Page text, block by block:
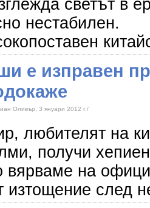
светът в
е изправен
Оливър, 3 януари 2012 г./
любителят на
получи
вярваме на
изтощение след